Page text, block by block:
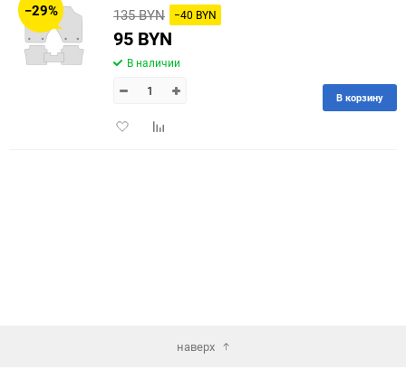
150
−29% 135 BYN −40 BYN
95 BYN
В наличии
ДобавитьДобавить
В корзину
наверх